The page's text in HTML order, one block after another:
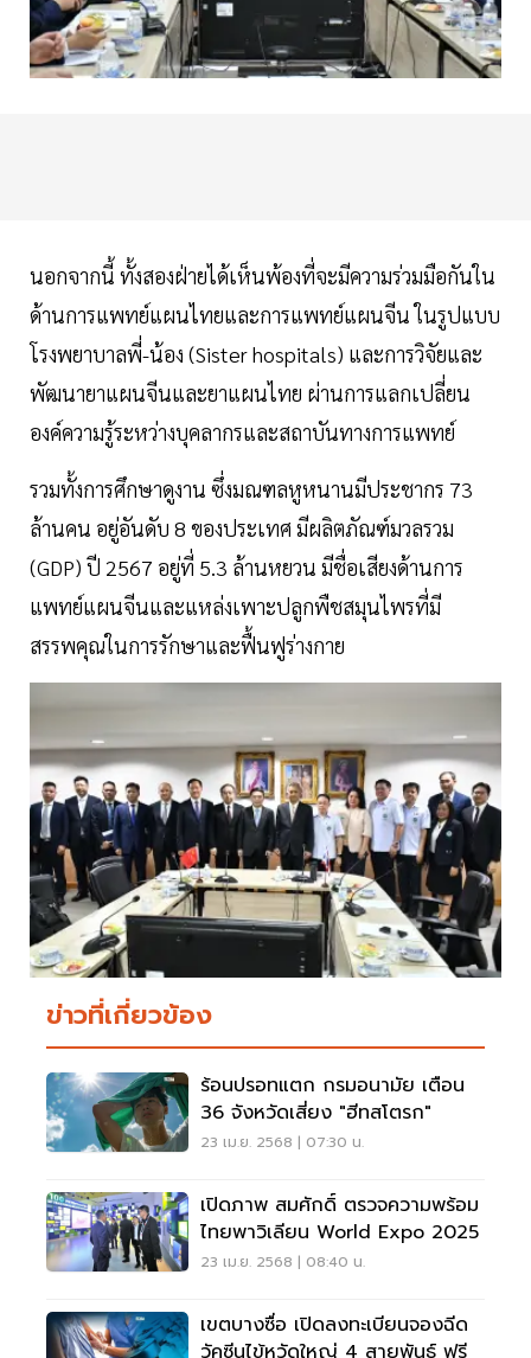
นอกจากนี้ ทั้งสองฝ่ายได้เห็นพ้องที่จะมีความร่วมมือกันใน
ด้านการแพทย์แผนไทยและการแพทย์แผนจีน ในรูปแบบ
โรงพยาบาลพี่-น้อง (Sister hospitals) และการวิจัยและ
พัฒนายาแผนจีนและยาแผนไทย ผ่านการแลกเปลี่ยน
องค์ความรู้ระหว่างบุคลากรและสถาบันทางการแพทย์
รวมทั้งการศึกษาดูงาน ซึ่งมณฑลหูหนานมีประชากร 73
ล้านคน อยู่อันดับ 8 ของประเทศ มีผลิตภัณฑ์มวลรวม
(GDP) ปี 2567 อยู่ที่ 5.3 ล้านหยวน มีชื่อเสียงด้านการ
แพทย์แผนจีนและแหล่งเพาะปลูกพืชสมุนไพรที่มี
สรรพคุณในการรักษาและฟื้นฟูร่างกาย
ข่าวที่เกี่ยวข้อง
ร้อนปรอทแตก กรมอนามัย เตือน
36 จังหวัดเสี่ยง "ฮีทสโตรก"
23 เม.ย. 2568 | 07:30 น.
เปิดภาพ สมศักดิ์ ตรวจความพร้อม
ไทยพาวิเลียน World Expo 2025
23 เม.ย. 2568 | 08:40 น.
เขตบางซื่อ เปิดลงทะเบียนจองฉีด
วัคซีนไข้หวัดใหญ่ 4 สายพันธุ์ ฟรี